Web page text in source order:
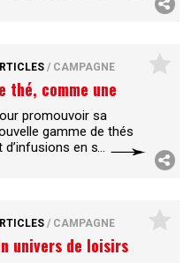
/ CAMPAGNE
thé, comme une
au...
promouvoir sa
gamme de thés
d’infusions en sachet
/ CAMPAGNE
univers de loisirs